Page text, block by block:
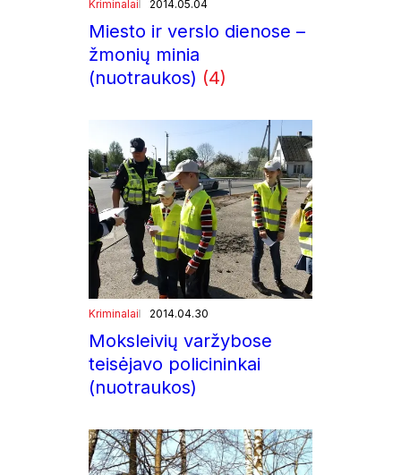
Kriminalai 2014.05.04
Miesto ir verslo dienose –
žmonių minia
(nuotraukos) (4)
Kriminalai 2014.04.30
Moksleivių varžybose
teisėjavo policininkai
(nuotraukos)